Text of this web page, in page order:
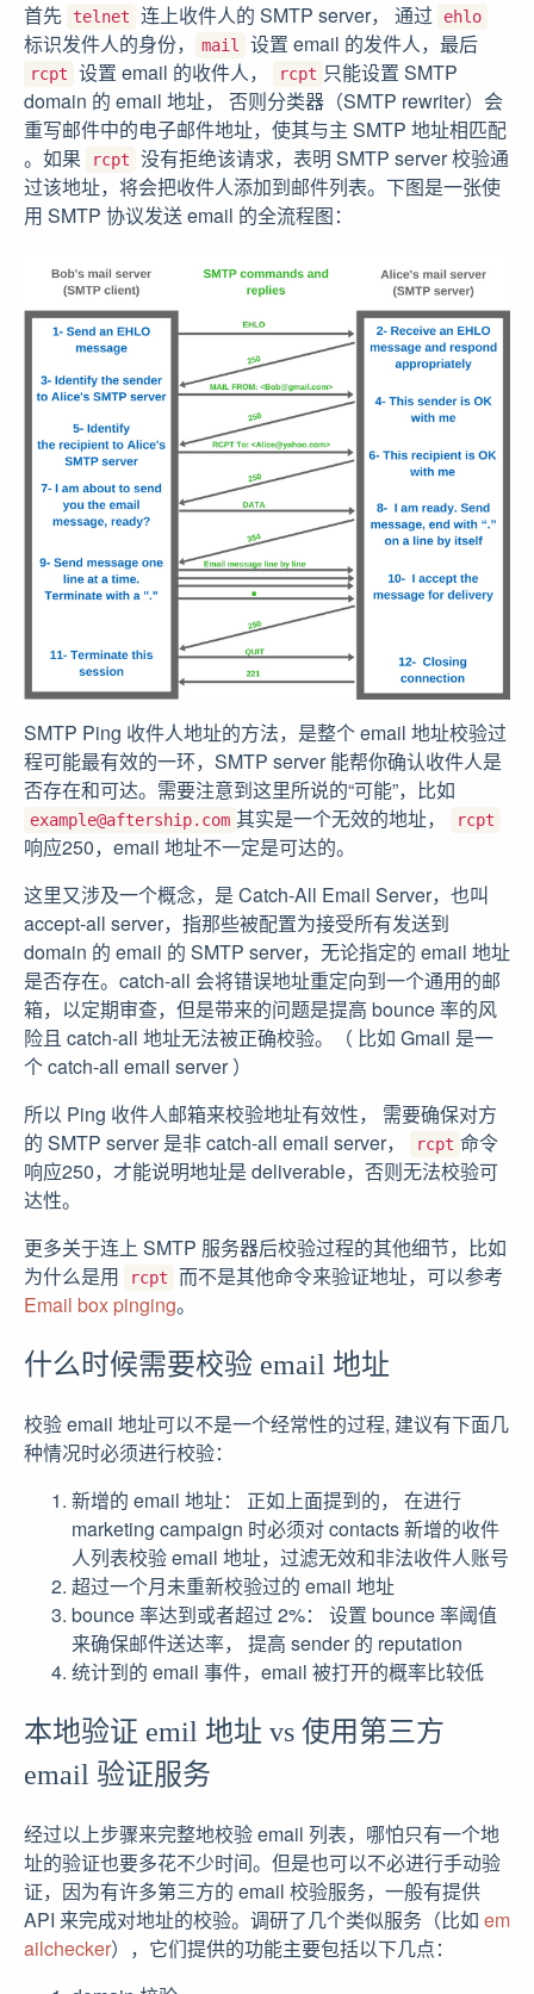
首先 telnet 连上收件人的 SMTP server， 通过 ehlo
标识发件人的身份， mail 设置 email 的发件人，最后
rcpt 设置 email 的收件人， rcpt 只能设置 SMTP
domain 的 email 地址， 否则分类器（SMTP rewriter）会
重写邮件中的电子邮件地址，使其与主 SMTP 地址相匹配
。如果
rcpt
没有拒绝该请求，表明 SMTP server 校验通
过该地址，将会把收件人添加到邮件列表。下图是一张使
用 SMTP 协议发送 email 的全流程图：
SMTP Ping 收件人地址的方法，是整个 email 地址校验过
程可能最有效的一环，SMTP server 能帮你确认收件人是
否存在和可达。需要注意到这里所说的“可能”，比如
example@aftership.com 其实是一个无效的地址， rcpt
响应250，email 地址不一定是可达的。
这里又涉及一个概念，是 Catch-All Email Server，也叫
accept-all server，指那些被配置为接受所有发送到
domain 的 email 的 SMTP server，无论指定的 email 地址
是否存在。catch-all 会将错误地址重定向到一个通用的邮
箱，以定期审查，但是带来的问题是提高 bounce 率的风
险且 catch-all 地址无法被正确校验。（ 比如 Gmail 是一
个 catch-all email server ）
所以 Ping 收件人邮箱来校验地址有效性， 需要确保对方
的 SMTP server 是非 catch-all email server，
rcpt 命令
响应250，才能说明地址是 deliverable，否则无法校验可
达性。
更多关于连上 SMTP 服务器后校验过程的其他细节，比如
为什么是用
rcpt
而不是其他命令来验证地址，可以参考
Email box pinging。
什么时候需要校验 email 地址
校验 email 地址可以不是一个经常性的过程, 建议有下面几
种情况时必须进行校验：
新增的 email 地址： 正如上面提到的， 在进行
marketing campaign 时必须对 contacts 新增的收件
人列表校验 email 地址，过滤无效和非法收件人账号
超过一个月未重新校验过的 email 地址
bounce 率达到或者超过 2%： 设置 bounce 率阈值
来确保邮件送达率， 提高 sender 的 reputation
统计到的 email 事件，email 被打开的概率比较低
本地验证 emil 地址 vs 使用第三方
email 验证服务
经过以上步骤来完整地校验 email 列表，哪怕只有一个地
址的验证也要多花不少时间。但是也可以不必进行手动验
证，因为有许多第三方的 email 校验服务，一般有提供
API 来完成对地址的校验。调研了几个类似服务（比如 em
ailchecker），它们提供的功能主要包括以下几点：